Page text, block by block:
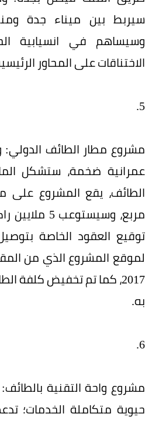
سيربط بين ميناء جدة
وسيساهم في انسيابية
الاختناقات على المحاور
5.
مشروع مطار الطائف الدولي:
عمرانية ضخمة، ستشكل
مربع،
توقيع العقود الخاصة
لموقع المشروع الذي من
2017، كما تم تخفيض كلفة
به.
6.
مشروع واحة التقنية
حيوية متكاملة الخدمات؛